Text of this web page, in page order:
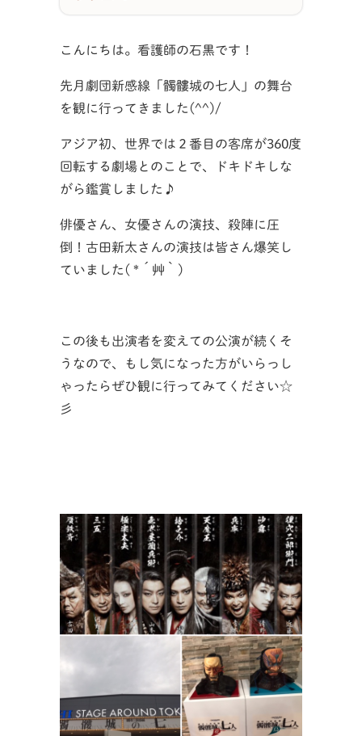
こんにちは。看護師の石黒です！
先月劇団新感線「髑髏城の七人」の舞台
を観に行ってきました(^^)/
アジア初、世界では２番目の客席が360度
回転する劇場とのことで、ドキドキしな
がら鑑賞しました♪
俳優さん、女優さんの演技、殺陣に圧
倒！古田新太さんの演技は皆さん爆笑し
ていました( *´艸｀)
この後も出演者を変えての公演が続くそ
うなので、もし気になった方がいらっし
ゃったらぜひ観に行ってみてください☆
彡